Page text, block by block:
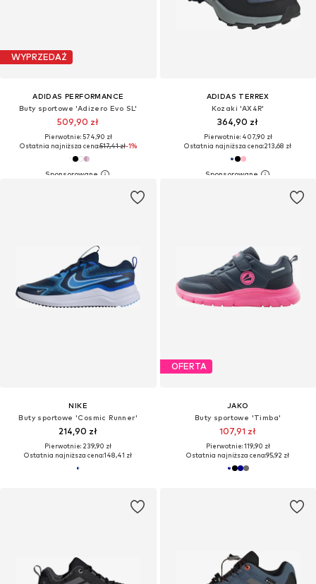
WYPRZEDAŻ
ADIDAS PERFORMANCE
Buty sportowe 'Adizero Evo SL'
509,90 zł
Pierwotnie: 574,90 zł
Ostatnia najniższa cena:517,41 zł-1%
ADIDAS TERREX
Kozaki 'AX4R'
364,90 zł
Pierwotnie: 407,90 zł
Ostatnia najniższa cena:213,68 zł
NIKE
Buty sportowe 'Cosmic Runner'
214,90 zł
Pierwotnie: 239,90 zł
Ostatnia najniższa cena:148,41 zł
OFERTA
JAKO
Buty sportowe 'Timba'
107,91 zł
Pierwotnie: 119,90 zł
Ostatnia najniższa cena:95,92 zł